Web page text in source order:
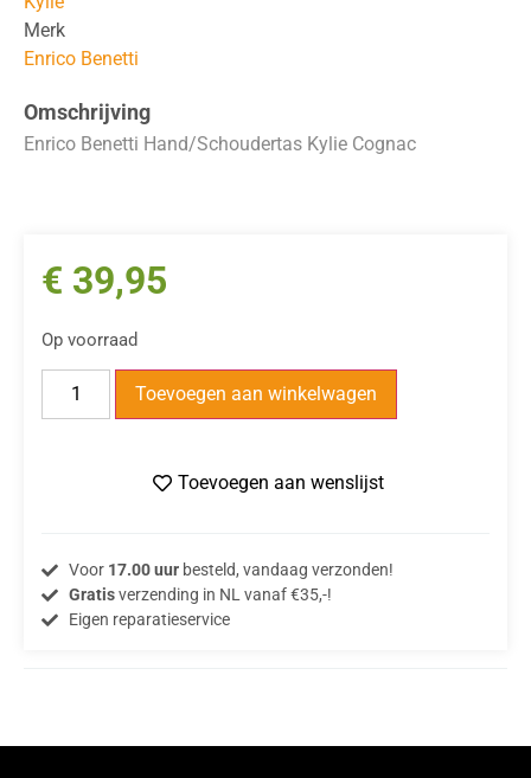
Merk
Enrico Benetti
Omschrijving
Enrico Benetti Hand/Schoudertas Kylie Cognac
€ 39,95
Op voorraad
Toevoegen aan winkelwagen
Toevoegen aan wenslijst
Voor 17.00 uurbesteld, vandaag verzonden!
Gratisverzending in NL vanaf €35,-!
Eigen reparatieservice